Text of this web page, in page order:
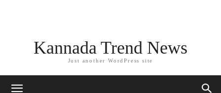
Kannada Trend News
Just another WordPress site